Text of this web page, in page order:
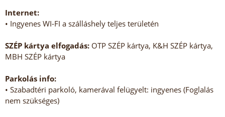
Internet:
• Ingyenes WI-FI a szálláshely teljes területén
SZÉP kártya elfogadás: OTP SZÉP kártya, K&H SZÉP kártya,
MBH SZÉP kártya
Parkolás info:
• Szabadtéri parkoló, kamerával felügyelt: ingyenes (Foglalás
nem szükséges)